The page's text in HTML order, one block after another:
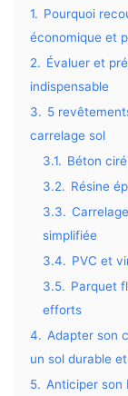
1. Pourquoi
économique et
2. Évaluer et
indispensable
3. 5
carrelage sol
3.1. Béton
3.2. Résine
3.3.
simplifiée
3.4. PVC et
3.5. Parquet
efforts
4. Adapter son
un sol durable
5. Anticiper son